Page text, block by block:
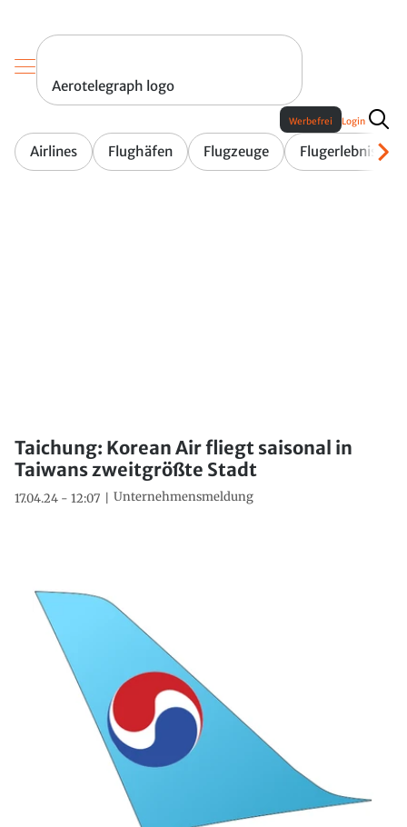
Aerotelegraph logo
Airlines Flughäfen Flugzeuge Flugerlebnis
Werbefrei Login
Taichung: Korean Air fliegt saisonal in
Taiwans zweitgrößte Stadt
17.04.24 - 12:07 Unternehmensmeldung